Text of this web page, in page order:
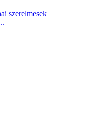
szerelmesek